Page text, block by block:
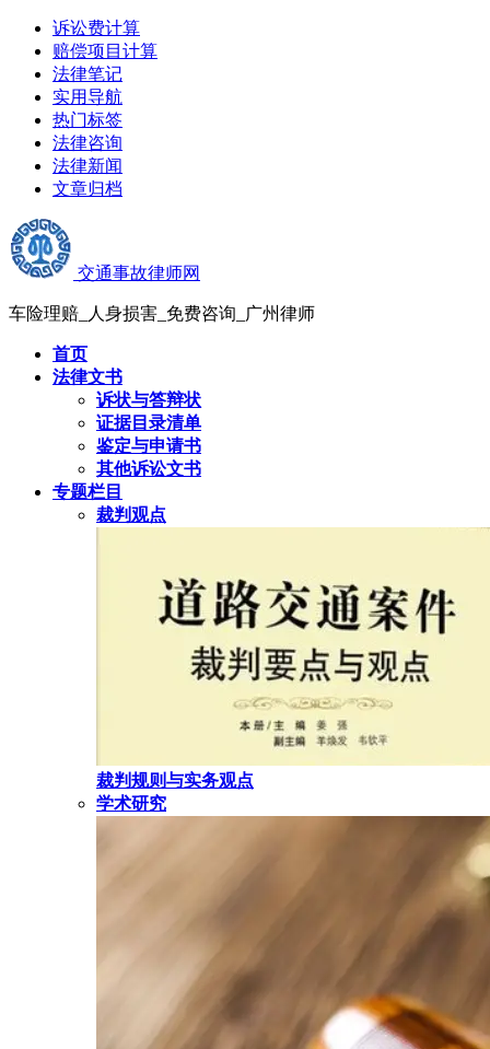
诉讼费计算
赔偿项目计算
法律笔记
实用导航
热门标签
法律咨询
法律新闻
文章归档
交通事故律师网
车险理赔_人身损害_免费咨询_广州律师
首页
法律文书
诉状与答辩状
证据目录清单
鉴定与申请书
其他诉讼文书
专题栏目
裁判观点
裁判规则与实务观点
学术研究